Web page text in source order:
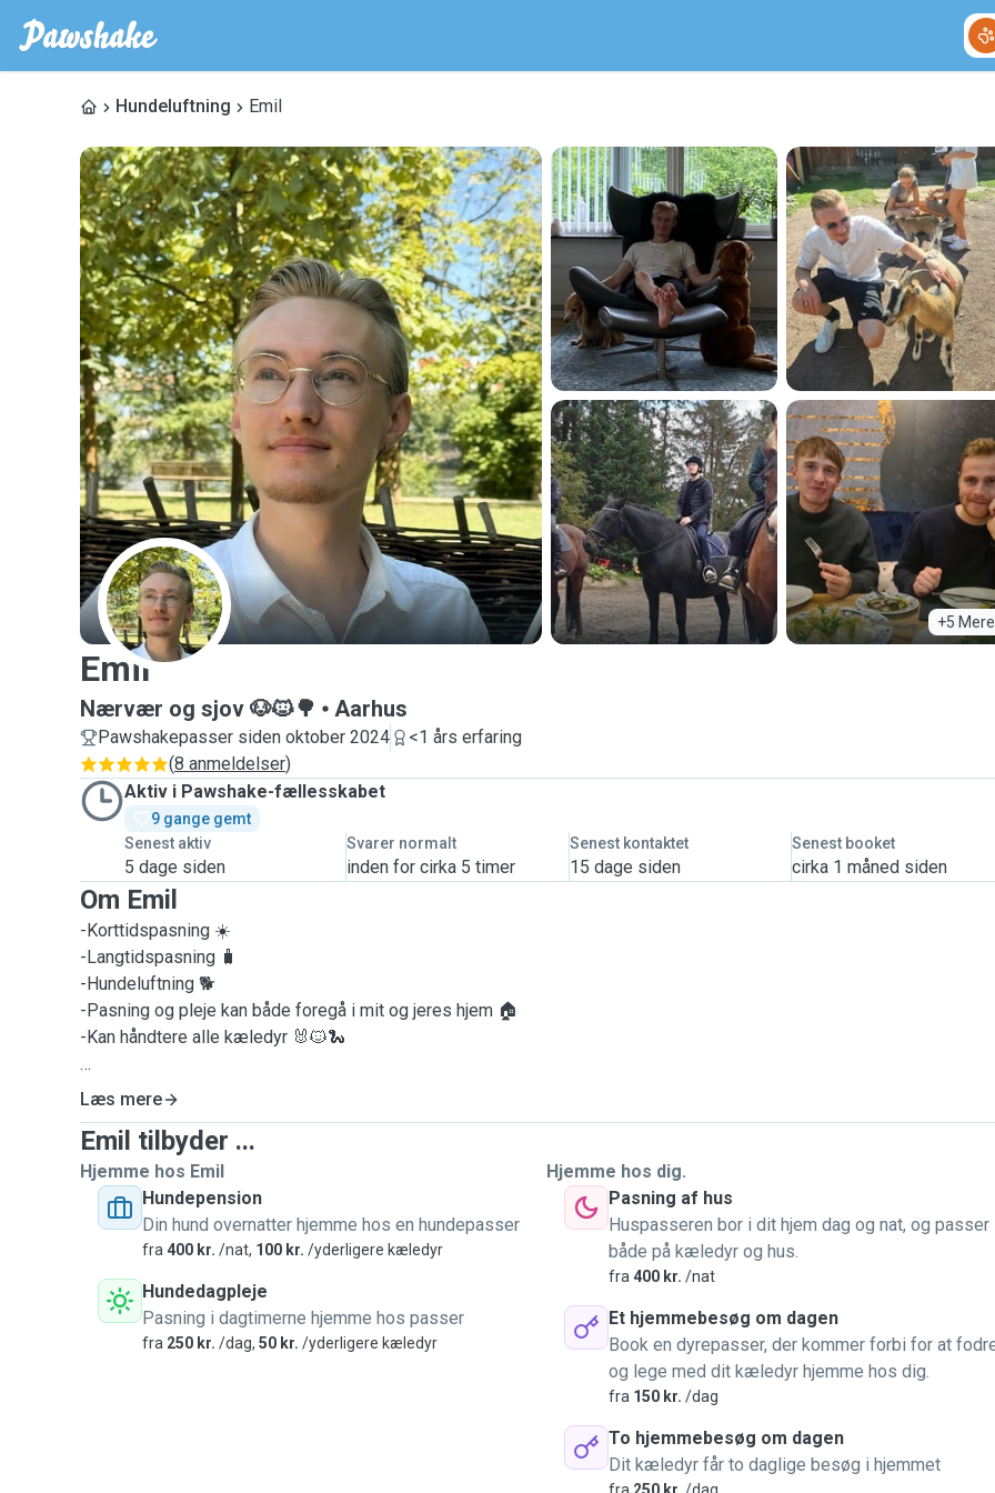
Hundeluftning Emil
+5 Mere
E
Emil
Nærvær og sjov 🐶🐱🌳 Aarhus
Pawshakepasser siden oktober 2024
<1 års erfaring
(8 anmeldelser)
Aktiv i Pawshake-fællesskabet
9 gange gemt
Senest aktiv
5 dage siden
Svarer normalt
inden for cirka 5 timer
Senest kontaktet
15 dage siden
Senest booket
cirka 1 måned siden
Om Emil
-Korttidspasning ☀️
-Langtidspasning 🧳
-Hundeluftning 🐕
-Pasning og pleje kan både foregå i mit og jeres hjem 🏠
-Kan håndtere alle kæledyr 🐰🐱🐍
Hej, jeg hedder Emil og er 27 år 😊
Jeg har en bachelor i international handel og markedsføring, men arbejder i
øjeblikket som iværksætter hjemmefra.
Jeg elsker dyr og naturen, herunder vandreture, løb og især køreture ud til
naturskønne områder. 🌿
Derudover nyder jeg at tilbringe tid med mine venner, spille brætspil, skak, lave
musik og se en god film.
Læs mere
Emil tilbyder ...
Hjemme hos Emil
Hundepension
Din hund overnatter hjemme hos en hundepasser
fra 400 kr. /nat, 100 kr. /yderligere kæledyr
Hundedagpleje
Pasning i dagtimerne hjemme hos passer
fra 250 kr. /dag, 50 kr. /yderligere kæledyr
Hjemme hos dig.
Pasning af hus
Huspasseren bor i dit hjem dag og nat, og passer
både på kæledyr og hus.
fra 400 kr. /nat
Et hjemmebesøg om dagen
Book en dyrepasser, der kommer forbi for at
og lege med dit kæledyr hjemme hos dig.
fra 150 kr. /dag
To hjemmebesøg om dagen
Dit kæledyr får to daglige besøg i hjemmet